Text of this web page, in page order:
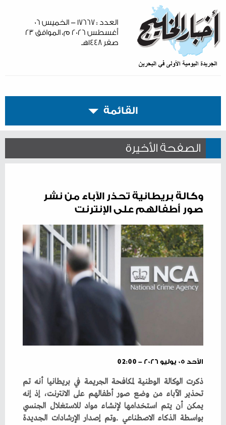
العدد : ١٧٦٦٧ - الخميس ٠٦
أغسطس ٢٠٢٦ م، الموافق ٢٣
صفر ١٤٤٨هـ
القائمة
الصفحة الأخيرة
وكالة بريطانية تحذر الآباء من نشر
صور أطفالهم على الإنترنت
الأحد ٠٥ يوليو ٢٠٢٦ - 02:00